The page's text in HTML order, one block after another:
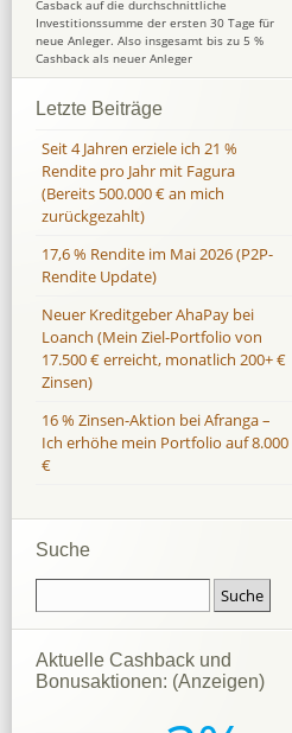
Casback auf die durchschnittliche
Investitionssumme der ersten 30 Tage für
neue Anleger. Also insgesamt bis zu 5 %
Cashback als neuer Anleger
Letzte Beiträge
Seit 4 Jahren erziele ich 21 %
Rendite pro Jahr mit Fagura
(Bereits 500.000 € an mich
zurückgezahlt)
17,6 % Rendite im Mai 2026 (P2P-
Rendite Update)
Neuer Kreditgeber AhaPay bei
Loanch (Mein Ziel-Portfolio von
17.500 € erreicht, monatlich 200+ €
Zinsen)
16 % Zinsen-Aktion bei Afranga –
Ich erhöhe mein Portfolio auf 8.000
€
Suche
Aktuelle Cashback und
Bonusaktionen: (Anzeigen)